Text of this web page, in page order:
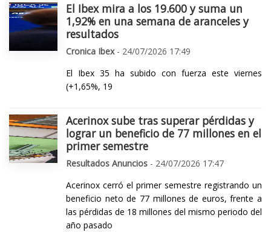
El Ibex mira a los 19.600 y suma un
1,92% en una semana de aranceles y
resultados
Cronica Ibex- 24/07/2026 17:49
El Ibex 35 ha subido con fuerza este viernes
(+1,65%, 19
Acerinox sube tras superar pérdidas y
lograr un beneficio de 77 millones en el
primer semestre
Resultados Anuncios - 24/07/2026 17:47
Acerinox cerró el primer semestre registrando un
beneficio neto de 77 millones de euros, frente a
las pérdidas de 18 millones del mismo periodo del
año pasado